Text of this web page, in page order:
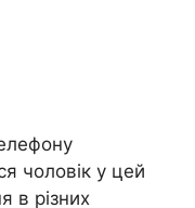
чоловік у цей
в різних